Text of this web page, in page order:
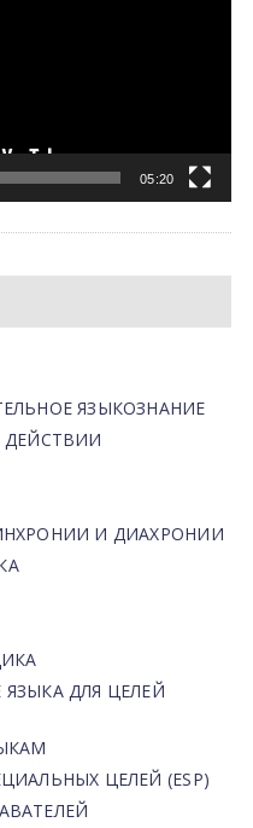
05:20
ЯЗЫКОЗНАНИЕ
И ДИАХРОНИИ
ДЛЯ ЦЕЛЕЙ
ЦЕЛЕЙ (ESP)